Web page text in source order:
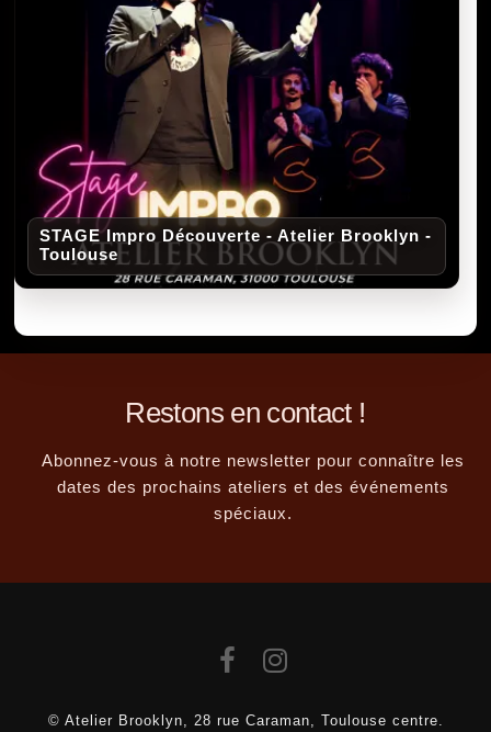
STAGE Impro Découverte - Atelier Brooklyn -
Toulouse
Restons en contact !
Abonnez-vous à notre newsletter pour connaître les
dates des prochains ateliers et des événements
spéciaux.
© Atelier Brooklyn, 28 rue Caraman, Toulouse centre.